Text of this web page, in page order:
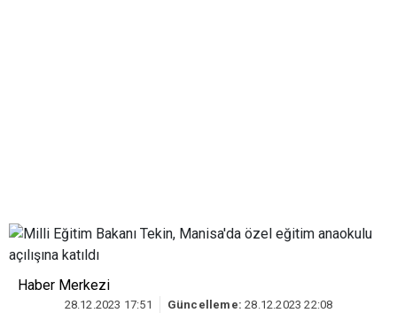
Haber Merkezi
28.12.2023 17:51 Güncelleme: 28.12.2023 22:08